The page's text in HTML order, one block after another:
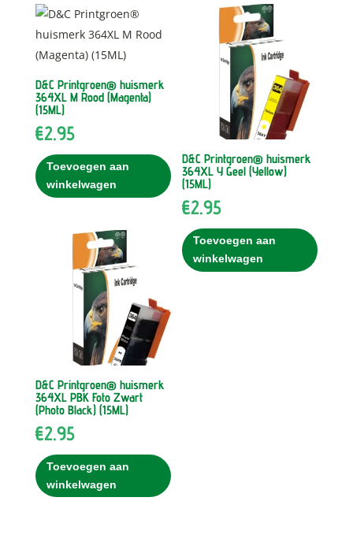
D&C Printgroen® huismerk
364XL M Rood (Magenta)
(15ML)
€2.95
Toevoegen aan
winkelwagen
D&C Printgroen® huismerk
364XL Y Geel (Yellow)
(15ML)
€2.95
Toevoegen aan
winkelwagen
D&C Printgroen® huismerk
364XL PBK Foto Zwart
(Photo Black) (15ML)
€2.95
Toevoegen aan
winkelwagen